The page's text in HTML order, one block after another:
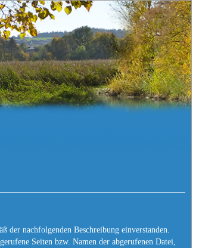
nachfolgenden Beschreibung einverstanden.
Seiten bzw. Namen der abgerufenen Datei,